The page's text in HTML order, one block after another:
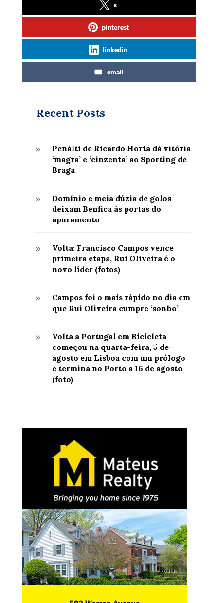
x
pinterest
linkedin
email
Recent Posts
9
Penálti de Ricardo Horta dá vitória
‘magra’ e ‘cinzenta’ ao Sporting de
Braga
9
Domínio e meia dúzia de golos
deixam Benfica às portas do
apuramento
9
Volta: Francisco Campos vence
primeira etapa, Rui Oliveira é o
novo líder (fotos)
9
Campos foi o mais rápido no dia em
que Rui Oliveira cumpre ‘sonho’
9
Volta a Portugal em Bicicleta
começou na quarta-feira, 5 de
agosto em Lisboa com um prólogo
e termina no Porto a 16 de agosto
(foto)